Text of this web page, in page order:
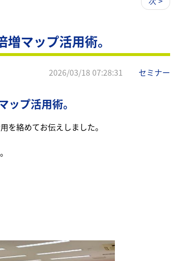
マップ活用術。
2026/03/18 07:28:31 セミナー
ップ活用術。
を絡めてお伝えしました。